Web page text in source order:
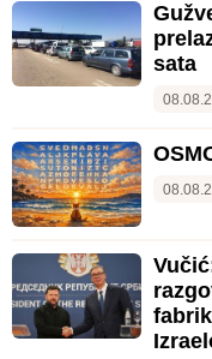
sata